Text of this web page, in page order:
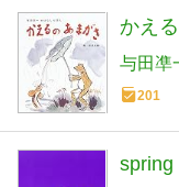
かえ
与田凖
201
spring